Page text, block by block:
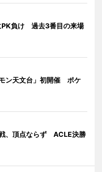
PK負け 過去3番目の来場
ン天文台」初開催 ポケ
、頂点ならず ACLE決勝